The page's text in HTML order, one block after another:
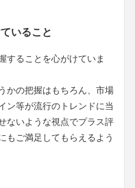
いること
することを心がけていま
かの把握はもちろん、市場
ン等が流行のトレンドに当
ないような視点でプラス評
もご満足してもらえるよう